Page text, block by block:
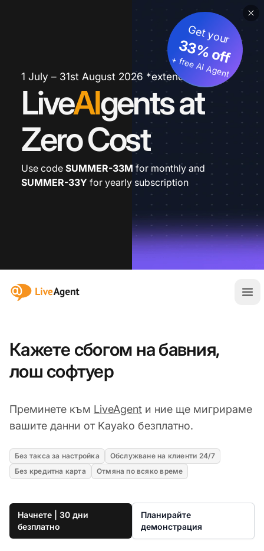
1 July – 31st August 2026 *extended
LiveAIgents at
Zero Cost
Get your
33% off
+ free AI Agent
Use code SUMMER-33M for monthly and
SUMMER-33Y for yearly subscription
:site.title
Кажете сбогом на бавния,
лош софтуер
Преминете към LiveAgent и ние ще мигрираме
вашите данни от Kayako безплатно.
Без такса за настройка
Обслужване на клиенти 24/7
Без кредитна карта
Отмяна по всяко време
Начнете | 30 дни
безплатно
Планирайте
демонстрация